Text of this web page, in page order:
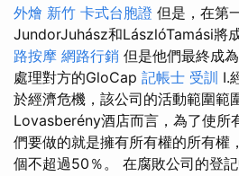
外燴 新竹 卡式台胞證 但是，在第
JundorJuhász和LászlóTamási將
路按摩 網路行銷 但是他們最終成
處理對方的GloCap 記帳士 受訓 I.
於經濟危機，該公司的活動範圍範
Lovasberény酒店而言，為了使所
們要做的就是擁有所有權的所有權
個不超過50％。 在腐敗公司的登